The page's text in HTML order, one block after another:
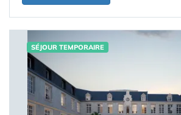
SÉJOUR TEMPORAIRE